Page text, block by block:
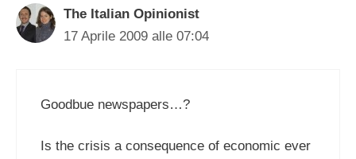
The Italian Opinionist
17 Aprile 2009 alle 07:04
Goodbue newspapers…?
Is the crisis a consequence of economic ever